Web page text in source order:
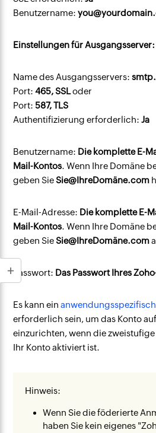
Benutzername:
Einstellungen für Ausgangsserver:
Name des Ausgangsservers:
Port:465, SSLoder
Port:587, TLS
Authentifizierung erforderlich:Ja
Benutzername: Die komplette E-
Mail-Kontos. Wenn Ihre Domäne
geben SieSie@IhreDomäne.com
E-Mail-Adresse: Die komplette E-
Mail-Kontos. Wenn Ihre Domäne
geben SieSie@IhreDomäne.com
Passwort: Das Passwort Ihres
Es kann ein
erforderlich sein, um das Konto
einzurichten,wenn die
Ihr Konto aktiviert ist.
Hinweis:
Wenn Sie die föderierte
haben Sie kein eigenes